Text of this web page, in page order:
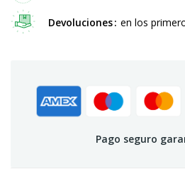
Devoluciones en los
Pago seguro